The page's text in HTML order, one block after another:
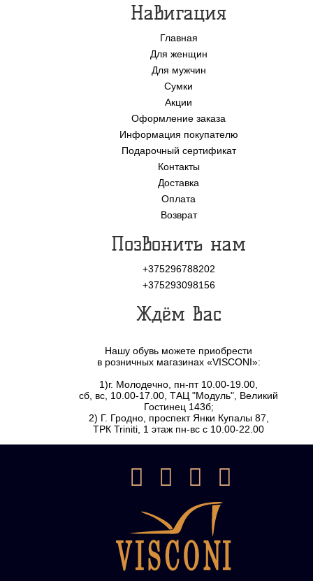
Навигация
Главная
Для женщин
Для мужчин
Сумки
Акции
Оформление заказа
Информация покупателю
Подарочный сертификат
Контакты
Доставка
Оплата
Возврат
Позвонить нам
+375296788202
+375293098156
Ждём Вас
Нашу обувь можете приобрести
в розничных магазинах «VISCONI»:
1)г. Молодечно, пн-пт 10.00-19.00,
сб, вс, 10.00-17.00, ТАЦ "Модуль", Великий
Гостинец 143б;
2) Г. Гродно, проспект Янки Купалы 87,
ТРК Triniti, 1 этаж пн-вс с 10.00-22.00